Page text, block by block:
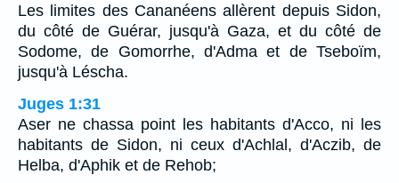
Les limites des Cananéens allèrent depuis Sidon,
du côté de Guérar, jusqu'à Gaza, et du côté de
Sodome, de Gomorrhe, d'Adma et de Tseboïm,
jusqu'à Léscha.
Juges 1:31
Aser ne chassa point les habitants d'Acco, ni les
habitants de Sidon, ni ceux d'Achlal, d'Aczib, de
Helba, d'Aphik et de Rehob;